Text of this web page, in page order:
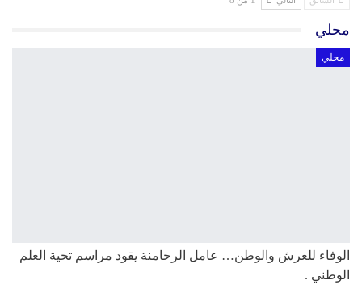
محلي
محلي
الوفاء للعرش والوطن… عامل الرحامنة يقود مراسم تحية العلم
الوطني .